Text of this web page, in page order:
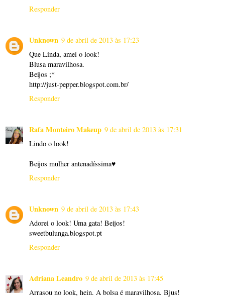
Responder
Unknown 9 de abril de 2013 às 17:23
Que Linda, amei o look!
Blusa maravilhosa.
Beijos ;*
http://just-pepper.blogspot.com.br/
Responder
Rafa Monteiro Makeup 9 de abril de 2013 às 17:31
Lindo o look!
Beijos mulher antenadíssima♥
Responder
Unknown 9 de abril de 2013 às 17:43
Adorei o look! Uma gata! Beijos!
sweetbulunga.blogspot.pt
Responder
Adriana Leandro 9 de abril de 2013 às 17:45
Arrasou no look, hein. A bolsa é maravilhosa. Bjus!